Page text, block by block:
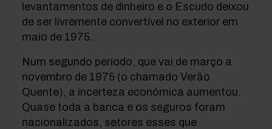
levantamentos de dinheiro e o Escudo deixou
de ser livremente convertível no exterior em
maio de 1975.
Num segundo período, que vai de março a
novembro de 1975 (o chamado Verão
Quente), a incerteza económica aumentou.
Quase toda a banca e os seguros foram
nacionalizados, setores esses que